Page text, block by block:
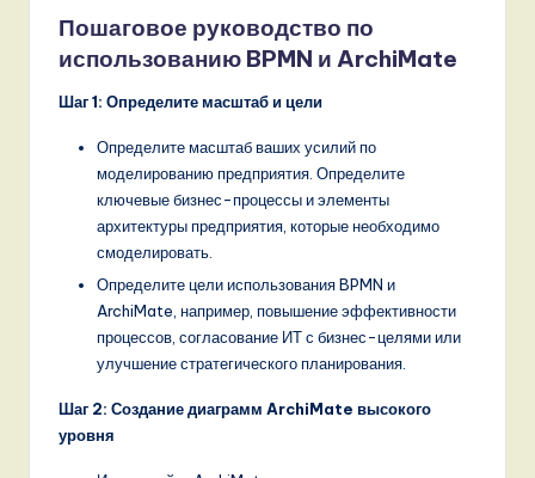
Пошаговое руководство по
использованию BPMN и ArchiMate
Шаг 1: Определите масштаб и цели
Определите масштаб ваших усилий по
моделированию предприятия. Определите
ключевые бизнес-процессы и элементы
архитектуры предприятия, которые необходимо
смоделировать.
Определите цели использования BPMN и
ArchiMate, например, повышение эффективности
процессов, согласование ИТ с бизнес-целями или
улучшение стратегического планирования.
Шаг 2: Создание диаграмм ArchiMate высокого
уровня